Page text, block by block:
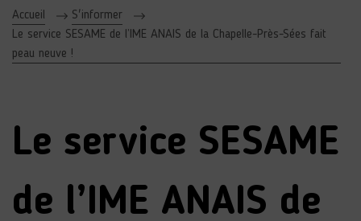
Accueil
S'informer
Le service SESAME de l’IME ANAIS de la Chapelle-Près-Sées fait
peau neuve !
Le service SESAME
de l’IME ANAIS de